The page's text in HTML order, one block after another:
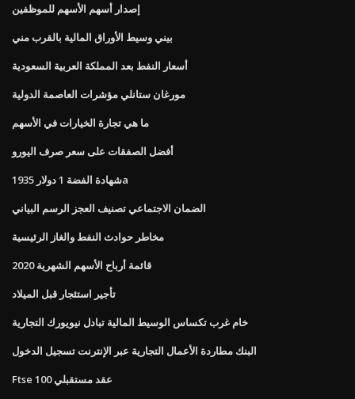
إصدار أسهم الأسهم للموظفين
بيني وسيط الأوراق المالية بالقرب مني
أسعار النفط بعد المملكة العربية السعودية
مورغان ستانلي مؤشرات العاصمة الدولية
ما هي تجارة الخيارات في الأسهم
أفضل الصفقات على سعر صرف اليورو
شهادة الفضة 1 دولار 1935a
الضمان الاجتماعي تصنيف العجز الرسم البياني
مخاطر حوادث النفط والغاز الرئيسية
قائمة أرباح الأسهم الشهرية 2020
تأجير استئجار قبل الميلاد
خام غرب تكساس الوسيط المالية تبادل نيويورك التجارية
البنك مطاردة الأعمال التجارية عبر الإنترنت تسجيل الدخول
Ftse 100 عقد مستقبلي